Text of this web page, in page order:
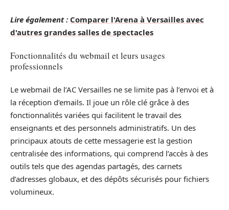
Lire également : Comparer l'Arena à Versailles avec
d'autres grandes salles de spectacles
Fonctionnalités du webmail et leurs usages
professionnels
Le webmail de l’AC Versailles ne se limite pas à l’envoi et à
la réception d’emails. Il joue un rôle clé grâce à des
fonctionnalités variées qui facilitent le travail des
enseignants et des personnels administratifs. Un des
principaux atouts de cette messagerie est la gestion
centralisée des informations, qui comprend l’accès à des
outils tels que des agendas partagés, des carnets
d’adresses globaux, et des dépôts sécurisés pour fichiers
volumineux.